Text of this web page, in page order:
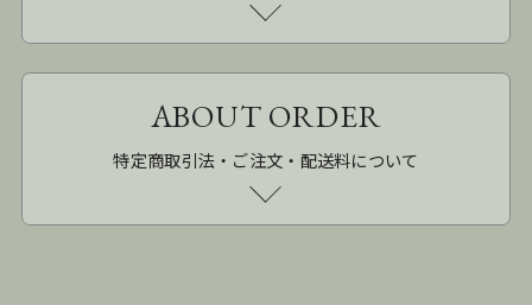
ABOUT ORDER
特定商取引法・ご注文・配送料について